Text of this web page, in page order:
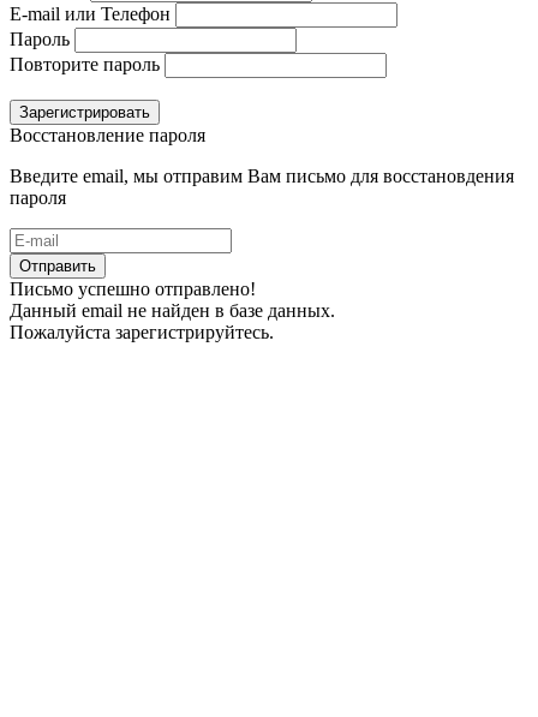
E-mail или Телефон
Пароль
Повторите пароль
Зарегистрировать
Восстановление пароля
Введите email, мы отправим Вам письмо для восстановдения
пароля
Отправить
Письмо успешно отправлено!
Данный email не найден в базе данных.
Пожалуйста зарегистрируйтесь.